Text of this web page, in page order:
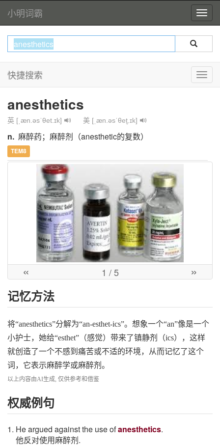
小明词霸
快捷搜索
anesthetics
英 [ˌæn.əsˈθet.ɪk] 美 [ˌæn.əsˈθet̬.ɪk]
n. 麻醉药；麻醉剂（anesthetic的复数）
TEM8
« 1 / 5 »
记忆方法
将“anesthetics”分解为“an-esthet-ics”。想象一个“an”像是一个
小护士，她给“esthet”（感觉）带来了镇静剂（ics），这样
就创造了一个不感到痛苦或不适的环境，从而记忆了这个
词，它表示麻醉学或麻醉剂。
以上内容由AI生成, 仅供参考和借鉴
权威例句
1. He argued against the use ofanesthetics.
他反对使用麻醉剂.